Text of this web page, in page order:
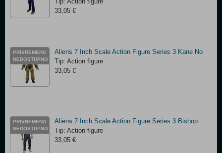
33,05 €
PRIVREMENO
NEDOSTUPNO
Aliens 7 Inch Scale Action Figure Series 3 Kane No
Tip: Action figure
33,05 €
PRIVREMENO
NEDOSTUPNO
Aliens 7 Inch Scale Action Figure Series 3 Bishop
Tip: Action figure
33,05 €